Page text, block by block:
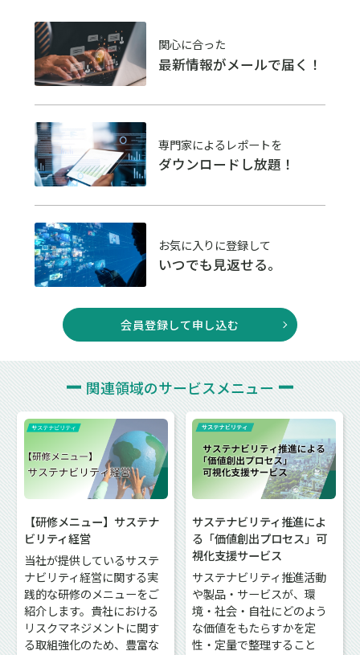
関心に合った
最新情報がメールで届く！
専門家によるレポートを
ダウンロードし放題！
お気に入りに登録して
いつでも見返せる。
会員登録して申し込む
関連領域のサービスメニュー
【研修メニュー】サステナ
ビリティ経営
当社が提供しているサステ
ナビリティ経営に関する実
践的な研修のメニューをご
紹介します。貴社における
リスクマネジメントに関す
る取組強化のため、豊富な
サステナビリティ推進によ
る「価値創出プロセス」可
視化支援サービス
サステナビリティ推進活動
や製品・サービスが、環
境・社会・自社にどのよう
な価値をもたらすかを定
性・定量で整理すること